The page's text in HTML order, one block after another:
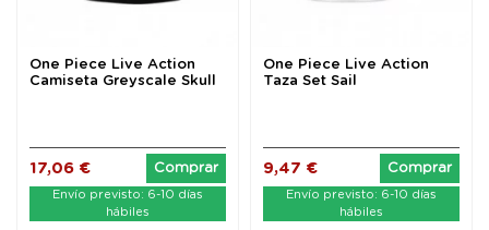
One Piece Live Action
Camiseta Greyscale Skull
17,06 € Comprar
Envío previsto: 6-10 días
hábiles
One Piece Live Action
Taza Set Sail
9,47 € Comprar
Envío previsto: 6-10 días
hábiles